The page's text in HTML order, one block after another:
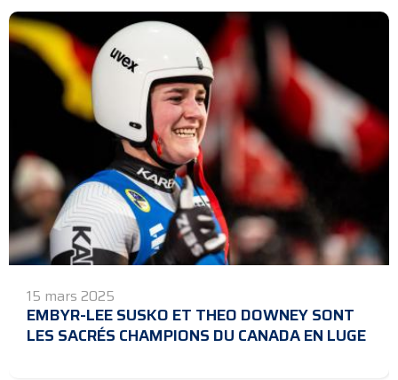
15 mars 2025
EMBYR-LEE SUSKO ET THEO DOWNEY SONT
LES SACRÉS CHAMPIONS DU CANADA EN LUGE